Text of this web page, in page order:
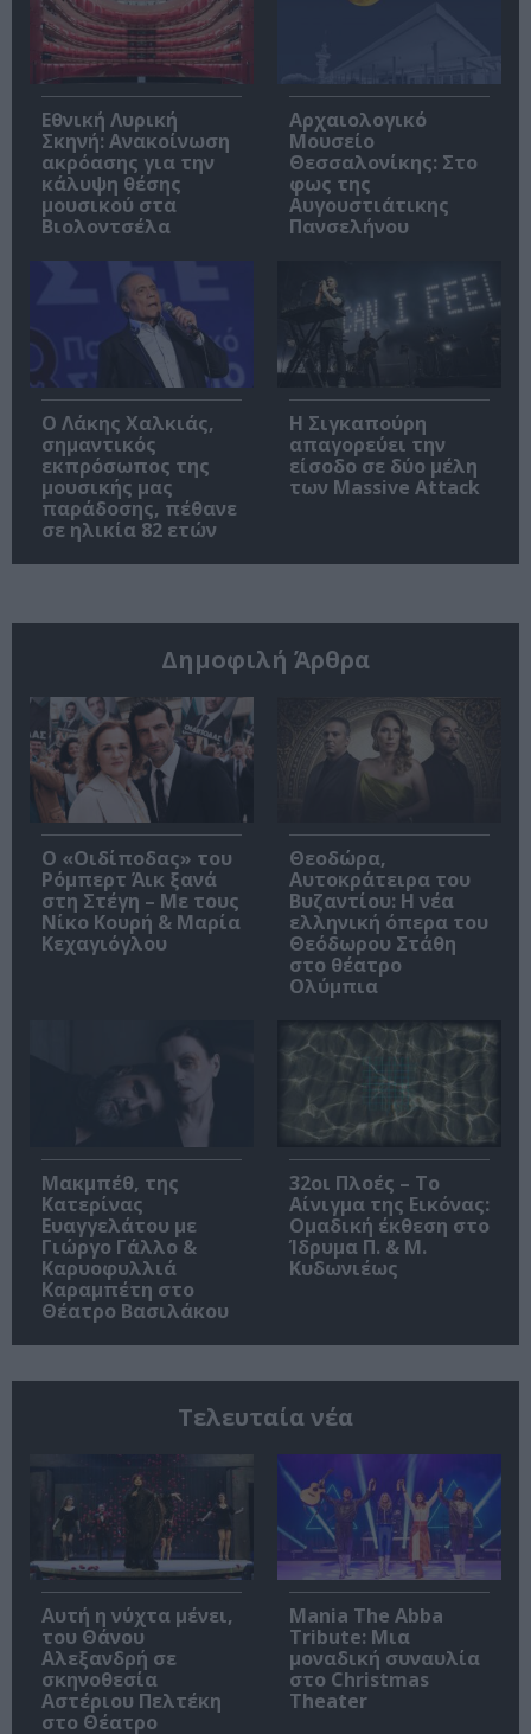
Εθνική Λυρική
Σκηνή: Ανακοίνωση
ακρόασης για την
κάλυψη θέσης
μουσικού στα
Βιολοντσέλα
Αρχαιολογικό
Μουσείο
Θεσσαλονίκης: Στο
φως της
Αυγουστιάτικης
Πανσελήνου
Ο Λάκης Χαλκιάς,
σημαντικός
εκπρόσωπος της
μουσικής μας
παράδοσης, πέθανε
σε ηλικία 82 ετών
Η Σιγκαπούρη
απαγορεύει την
είσοδο σε δύο μέλη
των Massive Attack
Δημοφιλή Άρθρα
O «Οιδίποδας» του
Ρόμπερτ Άικ ξανά
στη Στέγη – Με τους
Νίκο Κουρή & Μαρία
Κεχαγιόγλου
Θεοδώρα,
Αυτοκράτειρα του
Βυζαντίου: Η νέα
ελληνική όπερα του
Θεόδωρου Στάθη
στο θέατρο
Ολύμπια
Μακμπέθ, της
Κατερίνας
Ευαγγελάτου με
Γιώργο Γάλλο &
Καρυοφυλλιά
Καραμπέτη στο
Θέατρο Βασιλάκου
32οι Πλοές – Το
Αίνιγμα της Εικόνας:
Ομαδική έκθεση στο
Ίδρυμα Π. & Μ.
Κυδωνιέως
Τελευταία νέα
Αυτή η νύχτα μένει,
του Θάνου
Αλεξανδρή σε
σκηνοθεσία
Αστέριου Πελτέκη
στο Θέατρο
Mania The Abba
Tribute: Μια
μοναδική συναυλία
στο Christmas
Theater